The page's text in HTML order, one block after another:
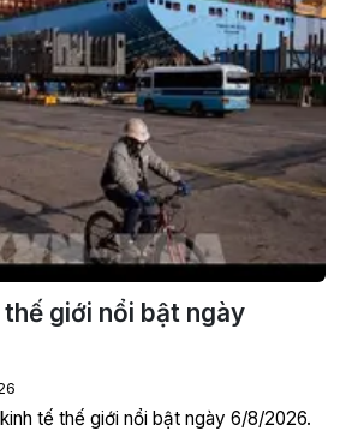
giới nổi bật ngày
tế thế giới nổi bật ngày 6/8/2026.